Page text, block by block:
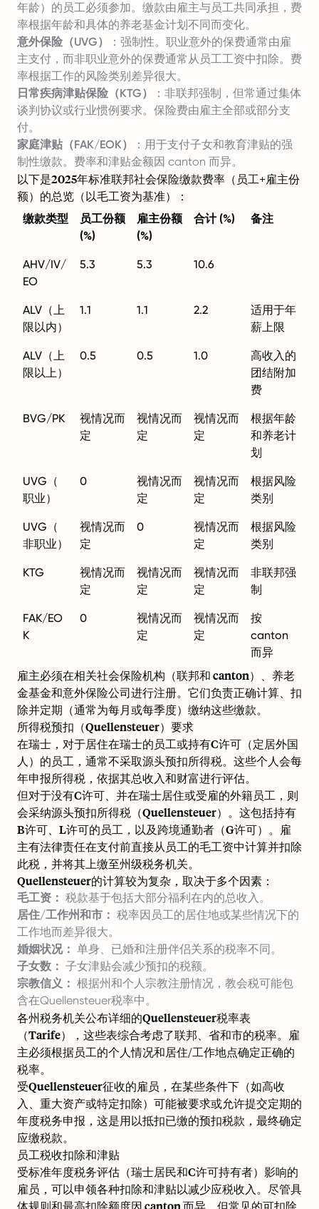
年龄）的员工必须参加。缴款由雇主与员工共同承担，费
率根据年龄和具体的养老基金计划不同而变化。
意外保险（UVG）
：强制性。职业意外的保费通常由雇
主支付，而非职业意外的保费通常从员工工资中扣除。费
率根据工作的风险类别差异很大。
日常疾病津贴保险（KTG）
：非联邦强制，但常通过集体
谈判协议或行业惯例要求。保险费由雇主全部或部分支
付。
家庭津贴（FAK/EOK）
：用于支付子女和教育津贴的强
制性缴款。费率和津贴金额因 canton 而异。
以下是2025年标准联邦社会保险缴款费率（员工+雇主份
额）的总览（以毛工资为基准）：
缴款类型
员工份额
(%)
雇主份额
(%)
合计 (%) 备注
AHV/IV/
EO
5.3 5.3 10.6
ALV（上
限以内）
1.1 1.1 2.2
适用于年
薪上限
ALV（上
限以上）
0.5 0.5 1.0
高收入的
团结附加
费
BVG/PK
视情况而
定
视情况而
定
视情况而
定
根据年龄
和养老计
划
UVG（
职业）
0
视情况而
定
视情况而
定
根据风险
类别
UVG（
非职业）
视情况而
定
0
视情况而
定
根据风险
类别
KTG
视情况而
定
视情况而
定
视情况而
定
非联邦强
制
FAK/EO
K
0
视情况而
定
视情况而
定
按
canton
而异
雇主必须在相关社会保险机构（联邦和 canton）、养老
金基金和意外保险公司进行注册。它们负责正确计算、扣
除并定期（通常为每月或每季度）缴纳这些缴款。
所得税预扣（Quellensteuer）要求
在瑞士，对于居住在瑞士的员工或持有C许可（定居外国
人）的员工，通常不采取源头预扣所得税。这些个人会每
年申报所得税，依据其总收入和财富进行评估。
但对于没有C许可、并在瑞士居住或受雇的外籍员工，则
会采纳源头预扣所得税（Quellensteuer）。这包括持有
B许可、L许可的员工，以及跨境通勤者（G许可）。雇
主有法律责任在支付前直接从员工的毛工资中计算并扣除
此税，并将其上缴至州级税务机关。
Quellensteuer的计算较为复杂，取决于多个因素：
毛工资： 税款基于包括大部分福利在内的总收入。
居住/工作州和市： 税率因员工的居住地或某些情况下的
工作地而差异很大。
婚姻状况： 单身、已婚和注册伴侣关系的税率不同。
子女数： 子女津贴会减少预扣的税额。
宗教信义： 根据州和个人宗教注册情况，教会税可能包
含在Quellensteuer税率中。
各州税务机关公布详细的Quellensteuer税率表
（Tarife），这些表综合考虑了联邦、省和市的税率。雇
主必须根据员工的个人情况和居住/工作地点确定正确的
税率。
受Quellensteuer征收的雇员，在某些条件下（如高收
入、重大资产或特定扣除）可能被要求或允许提交定期的
年度税务申报，这是用以抵扣已缴的预扣税款，最终确定
应缴税款。
员工税收扣除和津贴
受标准年度税务评估（瑞士居民和C许可持有者）影响的
雇员，可以申领各种扣除和津贴以减少应税收入。尽管具
体规则和最高扣除额度因 canton 而异，但常见的可扣除